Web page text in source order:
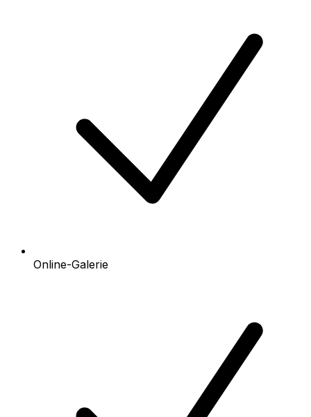
Online-Galerie